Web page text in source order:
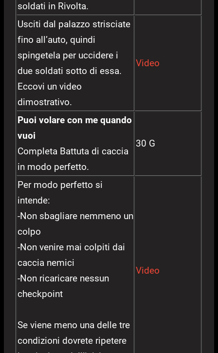
soldati in Rivolta.
Usciti dal palazzo strisciate
fino all’auto, quindi
spingetela per uccidere i
due soldati sotto di essa.
Eccovi un video
dimostrativo.
Video
Puoi volare con me quando
vuoi
Completa Battuta di caccia
in modo perfetto.
30 G
Per modo perfetto si
intende:
-Non sbagliare nemmeno un
colpo
-Non venire mai colpiti dai
caccia nemici
-Non ricaricare nessun
checkpoint
Se viene meno una delle tre
condizioni dovrete ripetere
Video